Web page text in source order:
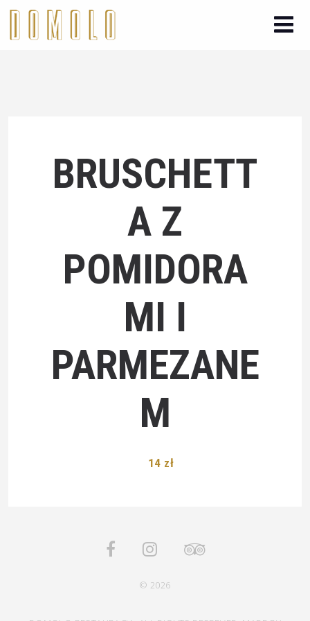
BRUSCHETT
A Z
POMIDORA
MI I
PARMEZANE
M
14 zł
© 2026